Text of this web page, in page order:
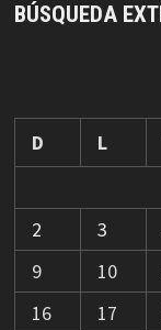
BÚSQUEDA
D
L
2
3
9
10
16
17